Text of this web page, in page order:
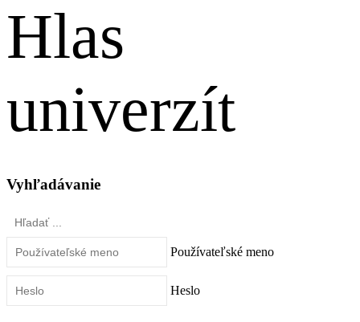
Hlas
univerzít
Vyhľadávanie
Hľadať
...
Používateľské meno
Heslo